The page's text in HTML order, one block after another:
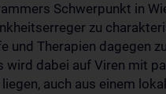
Schwerpunkt in
zu
und Therapien dagegen
wird dabei auf Viren mit
auch aus einem